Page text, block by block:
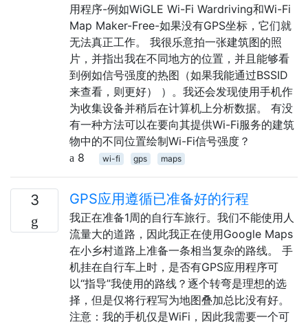
用程序-例如WiGLE Wi-Fi Wardriving和Wi-Fi
Map Maker-Free-如果没有GPS坐标，它们就
无法真正工作。 我很乐意拍一张建筑图的照
片，并指出我在不同地方的位置，并且能够看
到例如信号强度的热图（如果我能通过BSSID
来查看，则更好） ）。我还会发现使用手机作
为收集设备并稍后在计算机上分析数据。 有没
有一种方法可以在要向其提供Wi-Fi服务的建筑
物中的不同位置绘制Wi-Fi信号强度？
8
wi-fi gps maps
3 GPS应用遵循已准备好的行程
我正在准备1周的自行车旅行。我们不能使用人
流量大的道路，因此我正在使用Google Maps
在小乡村道路上准备一条相当复杂的路线。 手
机挂在自行车上时，是否有GPS应用程序可
以“指导”我使用的路线？逐个转弯是理想的选
择，但是仅将行程写为地图叠加总比没有好。
注意：我的手机仅是WiFi，因此我需要一个可